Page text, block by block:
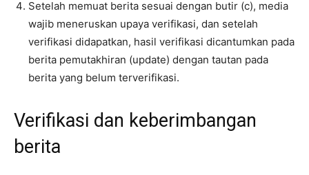
Setelah memuat berita sesuai dengan butir (c), media
wajib meneruskan upaya verifikasi, dan setelah
verifikasi didapatkan, hasil verifikasi dicantumkan pada
berita pemutakhiran (update) dengan tautan pada
berita yang belum terverifikasi.
Verifikasi dan keberimbangan
berita